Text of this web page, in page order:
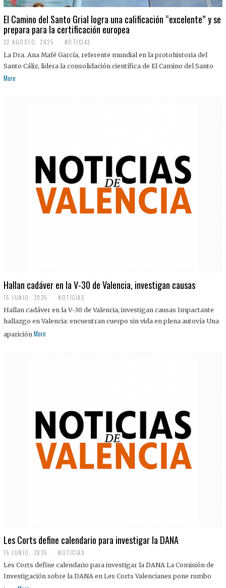
El Camino del Santo Grial logra una calificación “excelente” y se
prepara para la certificación europea
22 AGOSTO, 2025
2
A
G
NOTICIAS
La Dra. Ana Mafé García, referente mundial en la protohistoria del
Santo Cáliz, lidera la consolidación científica de El Camino del Santo
More
Hallan cadáver en la V-30 de Valencia, investigan causas
15 JUNIO, 2025 NOTICIAS
Hallan cadáver en la V-30 de Valencia, investigan causas Impactante
hallazgo en Valencia: encuentran cuerpo sin vida en plena autovía Una
aparición More
Les Corts define calendario para investigar la DANA
15 JUNIO, 2025 NOTICIAS
Les Corts define calendario para investigar la DANA La Comisión de
Investigación sobre la DANA en Les Corts Valencianes pone rumbo